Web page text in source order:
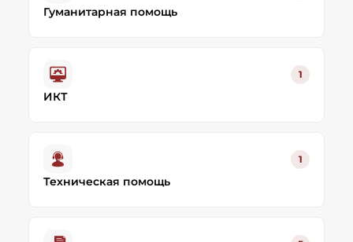
Гуманитарная помощь
1
ИКТ
1
Техническая помощь